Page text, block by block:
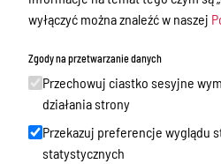
Przetargi
Ogłoszenia
Petycje
Dyżury Aptek w Powiecie Ostródzkim
wyłączyć można znaleźć w naszej
Zgody na przetwarzanie danych
Przechowuj ciastko sesyjne
działania strony
Przekazuj preferencje wyglądu
statystycznych